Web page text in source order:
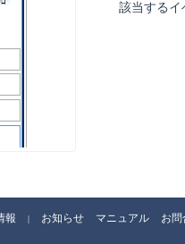
該当するイ
報 | お知らせ マニュアル
お問